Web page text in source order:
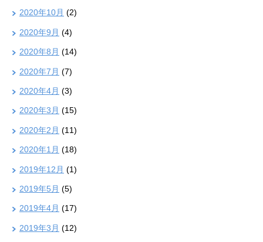
2020年10月 (2)
2020年9月 (4)
2020年8月 (14)
2020年7月 (7)
2020年4月 (3)
2020年3月 (15)
2020年2月 (11)
2020年1月 (18)
2019年12月 (1)
2019年5月 (5)
2019年4月 (17)
2019年3月 (12)